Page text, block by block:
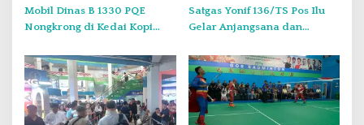
Mobil Dinas B 1330 PQE
Nongkrong di Kedai Kopi
atau Urusan Pribadi?
Satgas Yonif 136/TS Pos Ilu
Gelar Anjangsana dan
Putih di Kampung Lambo